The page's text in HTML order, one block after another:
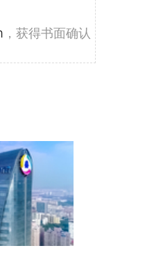
，获得书面确认